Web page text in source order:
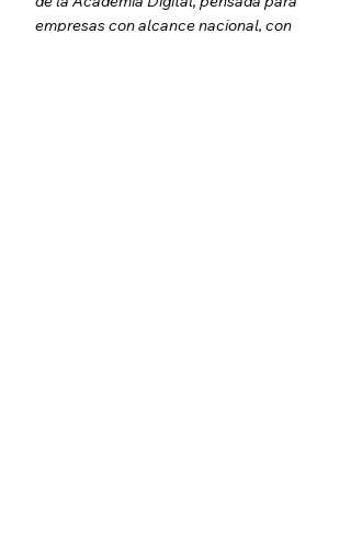
empresas con alcance nacional, con